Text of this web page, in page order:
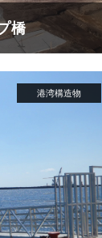
橋